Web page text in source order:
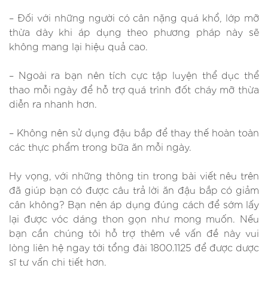
– Đối với những người có cân nặng quá khổ, lớp mỡ
thừa dày khi áp dụng theo phương pháp này sẽ
không mang lại hiệu quả cao.
– Ngoài ra bạn nên tích cực tập luyện thể dục thể
thao mỗi ngày để hỗ trợ quá trình đốt cháy mỡ thừa
diễn ra nhanh hơn.
– Không nên sử dụng đậu bắp để thay thế hoàn toàn
các thực phẩm trong bữa ăn mỗi ngày.
Hy vọng, với những thông tin trong bài viết nêu trên
đã giúp bạn có được câu trả lời ăn đậu bắp có giảm
cân không? Bạn nên áp dụng đúng cách để sớm lấy
lại được vóc dáng thon gọn như mong muốn. Nếu
bạn cần chúng tôi hỗ trợ thêm về vấn đề này vui
lòng liên hệ ngay tới tổng đài 1800.1125 để được dược
sĩ tư vấn chi tiết hơn.